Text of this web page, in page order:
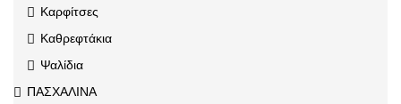
Καρφίτσες
Καθρεφτάκια
Ψαλίδια
ΠΑΣΧΑΛΙΝΑ